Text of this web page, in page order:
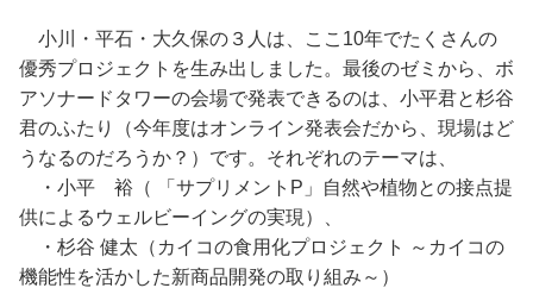
小川・平石・大久保の３人は、ここ10年でたくさんの
優秀プロジェクトを生み出しました。最後のゼミから、ボ
アソナードタワーの会場で発表できるのは、小平君と杉谷
君のふたり（今年度はオンライン発表会だから、現場はど
うなるのだろうか？）です。それぞれのテーマは、
・小平 裕（ 「サプリメントP」自然や植物との接点提
供によるウェルビーイングの実現）、
・杉谷 健太（カイコの食用化プロジェクト ～カイコの
機能性を活かした新商品開発の取り組み～）